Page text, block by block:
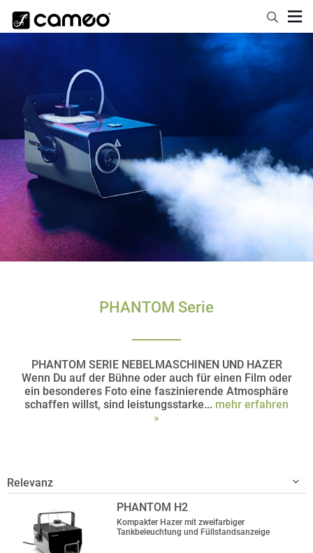
PHANTOM Serie
PHANTOM SERIE NEBELMASCHINEN UND HAZER
Wenn Du auf der Bühne oder auch für einen Film oder
ein besonderes Foto eine faszinierende Atmosphäre
schaffen willst, sind leistungsstarke... mehr erfahren
»
PHANTOM H2
Kompakter Hazer mit zweifarbiger
Tankbeleuchtung und Füllstandsanzeige